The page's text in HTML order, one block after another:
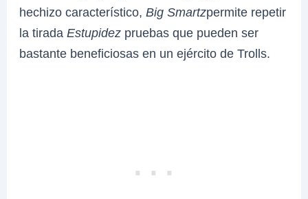
hechizo característico,Big Smartzpermite repetir
la tiradaEstupidez pruebas que pueden ser
bastante beneficiosas en un ejército de Trolls.